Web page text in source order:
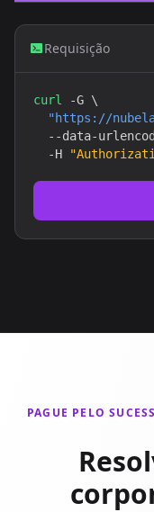
Requisição
curl
-G \
"https://
--data-
  -H
PAGUE PELO